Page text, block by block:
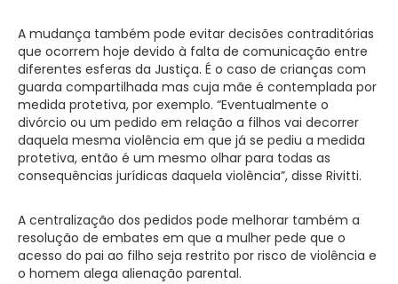
A mudança também pode evitar decisões contraditórias
que ocorrem hoje devido à falta de comunicação entre
diferentes esferas da Justiça. É o caso de crianças com
guarda compartilhada mas cuja mãe é contemplada por
medida protetiva, por exemplo. “Eventualmente o
divórcio ou um pedido em relação a filhos vai decorrer
daquela mesma violência em que já se pediu a medida
protetiva, então é um mesmo olhar para todas as
consequências jurídicas daquela violência”, disse Rivitti.
A centralização dos pedidos pode melhorar também a
resolução de embates em que a mulher pede que o
acesso do pai ao filho seja restrito por risco de violência e
o homem alega alienação parental.